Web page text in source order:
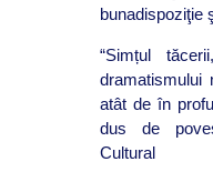
bunadispoziţie
“Simțul
dramatismului
atât de în
dus de
Cultural